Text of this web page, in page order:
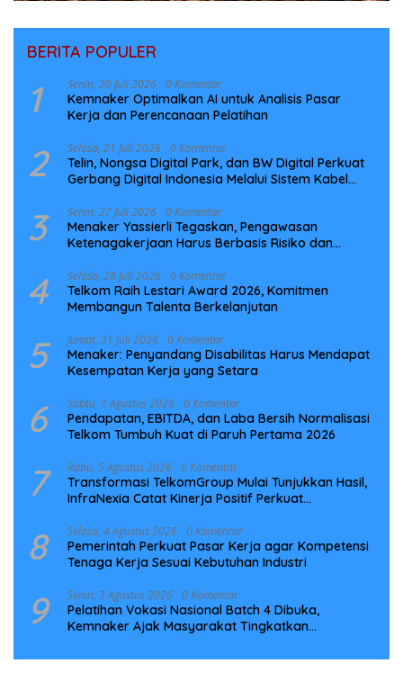
BERITA POPULER
1 Senin, 20 Juli 2026 0 Komentar
Kemnaker Optimalkan AI untuk Analisis Pasar
Kerja dan Perencanaan Pelatihan
2 Selasa, 21 Juli 2026 0 Komentar
Telin, Nongsa Digital Park, dan BW Digital Perkuat
Gerbang Digital Indonesia Melalui Sistem Kabel
3 Senin, 27 Juli 2026 0 Komentar
Menaker Yassierli Tegaskan, Pengawasan
Ketenagakerjaan Harus Berbasis Risiko dan
4 Selasa, 28 Juli 2026 0 Komentar
Telkom Raih Lestari Award 2026, Komitmen
Membangun Talenta Berkelanjutan
5 Jumat, 31 Juli 2026 0 Komentar
Menaker: Penyandang Disabilitas Harus Mendapat
Kesempatan Kerja yang Setara
6 Sabtu, 1 Agustus 2026 0 Komentar
Pendapatan, EBITDA, dan Laba Bersih Normalisasi
Telkom Tumbuh Kuat di Paruh Pertama 2026
7 Rabu, 5 Agustus 2026 0 Komentar
Transformasi TelkomGroup Mulai Tunjukkan Hasil,
InfraNexia Catat Kinerja Positif Perkuat
8 Selasa, 4 Agustus 2026 0 Komentar
Pemerintah Perkuat Pasar Kerja agar Kompetensi
Tenaga Kerja Sesuai Kebutuhan Industri
9 Senin, 3 Agustus 2026 0 Komentar
Pelatihan Vokasi Nasional Batch 4 Dibuka,
Kemnaker Ajak Masyarakat Tingkatkan